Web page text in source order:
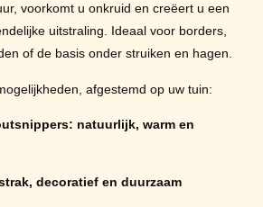
voorkomt u onkruid en creëert u een
uitstraling. Ideaal voor borders,
of de basis onder struiken en hagen.
afgestemd op uw tuin:
natuurlijk, warm en
decoratief en duurzaam